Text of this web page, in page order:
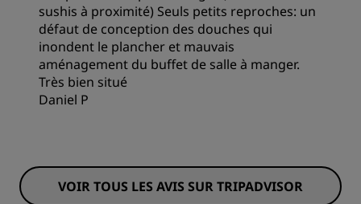
Emplacement
Propreté
sushis à proximité) Seuls petits reproches: un
défaut de conception des douches qui
inondent le plancher et mauvais
aménagement du buffet de salle à manger.
Très bien situé
Daniel P
VOIR TOUS LES AVIS SUR TRIPADVISOR